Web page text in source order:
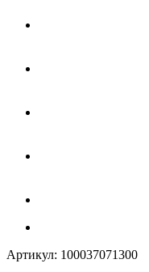
Артикул: 100037071300